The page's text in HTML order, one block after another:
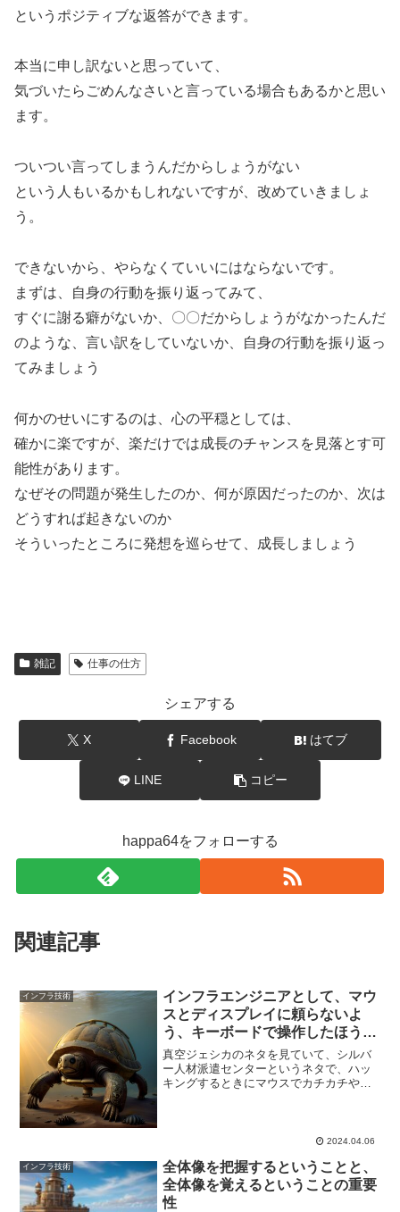
というポジティブな返答ができます。
本当に申し訳ないと思っていて、
気づいたらごめんなさいと言っている場合もあるかと思い
ます。
ついつい言ってしまうんだからしょうがない
という人もいるかもしれないですが、改めていきましょ
う。
できないから、やらなくていいにはならないです。
まずは、自身の行動を振り返ってみて、
すぐに謝る癖がないか、〇〇だからしょうがなかったんだ
のような、言い訳をしていないか、自身の行動を振り返っ
てみましょう
何かのせいにするのは、心の平穏としては、
確かに楽ですが、楽だけでは成長のチャンスを見落とす可
能性があります。
なぜその問題が発生したのか、何が原因だったのか、次は
どうすれば起きないのか
そういったところに発想を巡らせて、成長しましょう
雑記 仕事の仕方
シェアする
X Facebook はてブ
LINE コピー
happa64をフォローする
関連記事
インフラ技術
インフラエンジニアとして、マウ
スとディスプレイに頼らないよ
う、キーボードで操作したほうが
かっこいいし説得力が高いと感じ
る
真空ジェシカのネタを見ていて、シルバ
ー人材派遣センターというネタで、ハッ
キングするときにマウスでカチカチやっ
がIT業界の仕事に対する...,もっと表示す
2024.04.06
インフラ技術
全体像を把握するということと、
全体像を覚えるということの重要
性